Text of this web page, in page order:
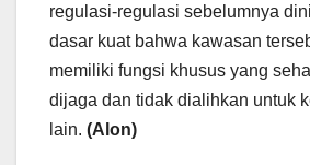
regulasi-regulasi sebelumnya
dasar kuat bahwa kawasan
memiliki fungsi khusus yang
dijaga dan tidak dialihkan untuk
lain. (Alon)